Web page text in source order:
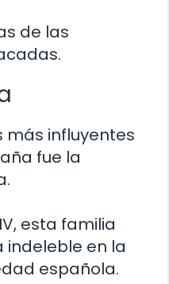
de las
más influyentes
fue la
esta familia
indeleble en la
española.